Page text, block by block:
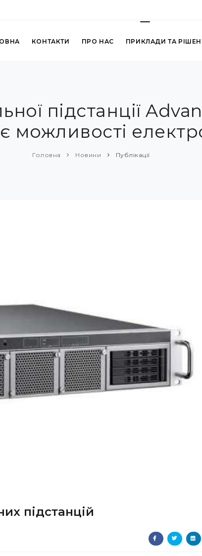
КОНТАКТИ ПРО НАС ПРИКЛАДИ ТА
підстанції
можливості
Головна Новини Публікації
підстанцій